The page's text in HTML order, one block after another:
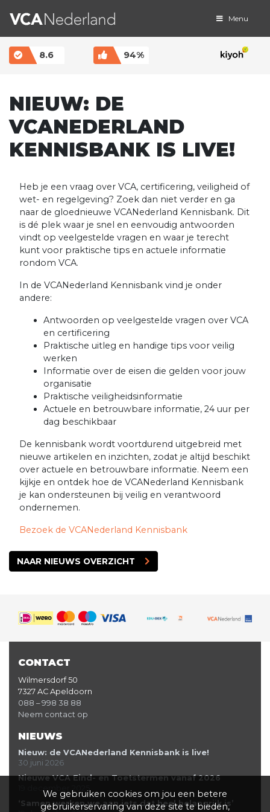
MAIN NAVIGATION Menu
8.6 94%
NIEUW: DE
VCANEDERLAND
KENNISBANK IS LIVE!
Heb je een vraag over VCA, certificering, veiligheid of
wet- en regelgeving? Zoek dan niet verder en ga
naar de gloednieuwe VCANederland Kennisbank. Dit
is dé plek waar je snel en eenvoudig antwoorden
vindt op veelgestelde vragen en waar je terecht
kunt voor praktische tips en actuele informatie
rondom VCA.
In de VCANederland Kennisbank vind je onder
andere:
Antwoorden op veelgestelde vragen over VCA
en certificering
Praktische uitleg en handige tips voor veilig
werken
Informatie over de eisen die gelden voor jouw
organisatie
Praktische veiligheidsinformatie
Actuele en betrouwbare informatie, 24 uur per
dag beschikbaar
De kennisbank wordt voortdurend uitgebreid met
nieuwe artikelen en inzichten, zodat je altijd beschikt
over actuele en betrouwbare informatie. Neem een
kijkje en ontdek hoe de VCANederland Kennisbank
je kan ondersteunen bij veilig en verantwoord
ondernemen.
Bezoek de VCANederland Kennisbank
NAAR NIEUWS OVERZICHT
CONTACT
Wilmersdorf 50
7327 AC Apeldoorn
088 – 998 38 88
Neem contact op
NIEUWS
Nieuw: de VCANederland Kennisbank is live!
30 juni 2026
Nieuwe VCA Eind- en Toetstermen vanaf 2026
19 december 2025
‘Samen werken we aan iets dat heel belangrijk is’
We gebruiken cookies om jou een betere
gebruikerservaring van deze site te bieden,